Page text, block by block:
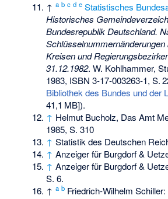
↑a b c d e Statistisches
Historisches
Bundesrepublik Deutschland.
Schlüsselnummernänderungen
Kreisen und
31.12.1982. W. Kohlhammer,
1983, ISBN 3-17-003263-1,S.
Bibliothek des Bundes und der
41,1 MB]).
↑ Helmut Bucholz, Das Amt
1985, S. 310
↑ Statistik des Deutschen
↑ Anzeiger für Burgdorf &
↑ Anzeiger für Burgdorf &
S. 6.
↑a b Friedrich-Wilhelm Schiller: